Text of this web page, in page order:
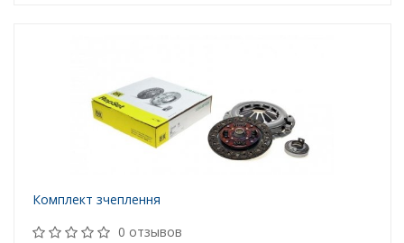
Комплект зчеплення
0 отзывов